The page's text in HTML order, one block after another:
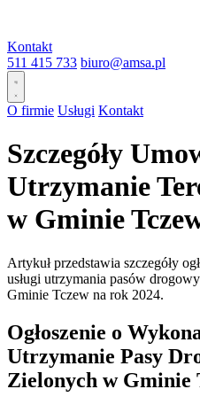
Kontakt
511 415 733 biuro@amsa.pl
O firmie Usługi Kontakt
Szczegóły
Utrzymanie
w Gminie
Artykuł przedstawia szczegóły
usługi utrzymania pasów
Gminie Tczew na rok 2024.
Ogłoszenie o
Utrzymanie Pasy
Zielonych w Gminie